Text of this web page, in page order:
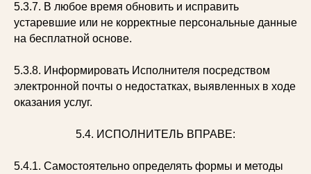
5.3.7. В любое время обновить и исправить
устаревшие или не корректные персональные данные
на бесплатной основе.
5.3.8. Информировать Исполнителя посредством
электронной почты о недостатках, выявленных в ходе
оказания услуг.
5.4. ИСПОЛНИТЕЛЬ ВПРАВЕ:
5.4.1. Самостоятельно определять формы и методы